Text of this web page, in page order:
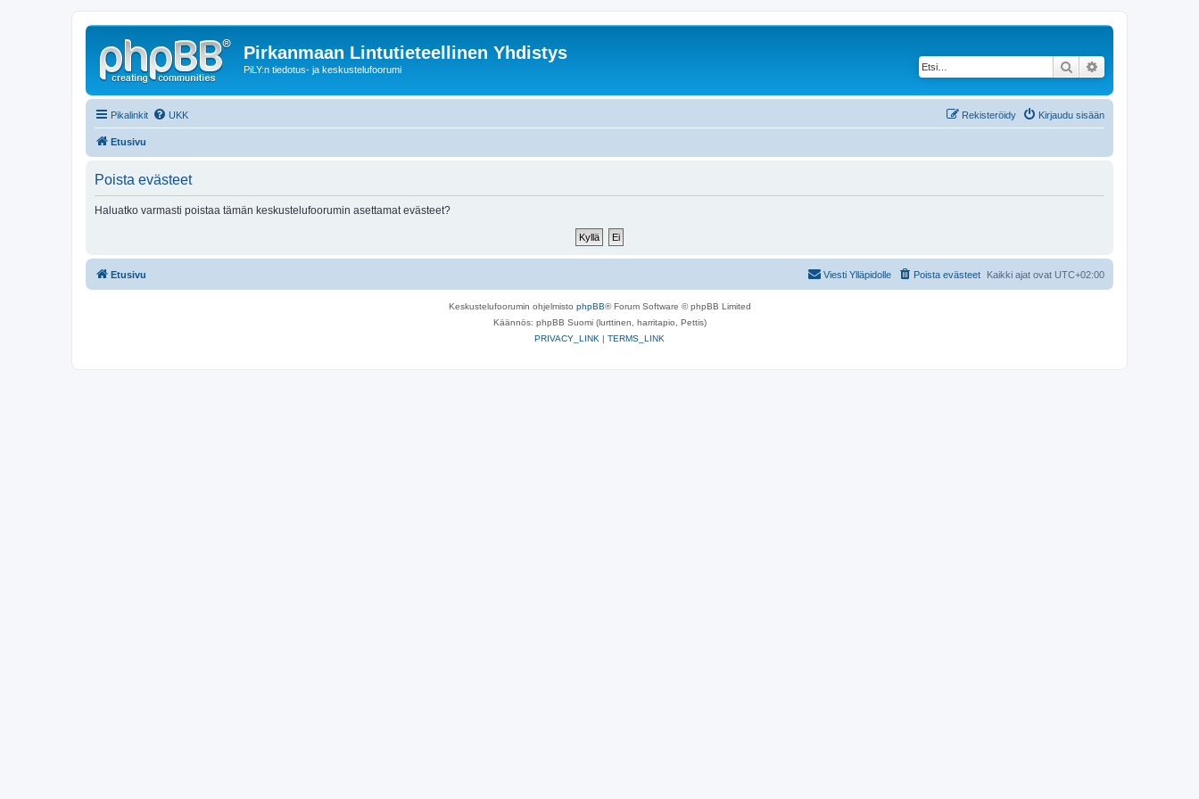
Pirkanmaan Lintutieteellinen Yhdistys
PiLY:n tiedotus- ja keskustelufoorumi Etsi
Pikalinkit UKK Kirjaudu sisään
Rekisteröidy
Etusivu
Poista evästeet
Haluatko varmasti poistaa tämän keskustelufoorumin asettamat evästeet?
Etusivu Kaikki ajat ovat UTC+02:00
Poista evästeet
Viesti Ylläpidolle
Keskustelufoorumin ohjelmisto phpBB® Forum Software © phpBB Limited
Käännös: phpBB Suomi (lurttinen, harritapio, Pettis)
PRIVACY_LINK | TERMS_LINK